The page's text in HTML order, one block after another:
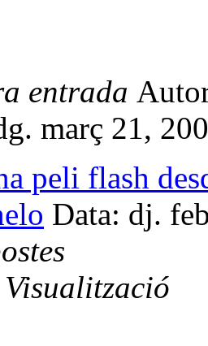
entrada
març 21,
peli flash
Data: dj.
Visualització